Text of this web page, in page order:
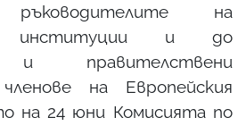
на
институции и до
и правителствени
на Европейския
на 24 юни Комисията по